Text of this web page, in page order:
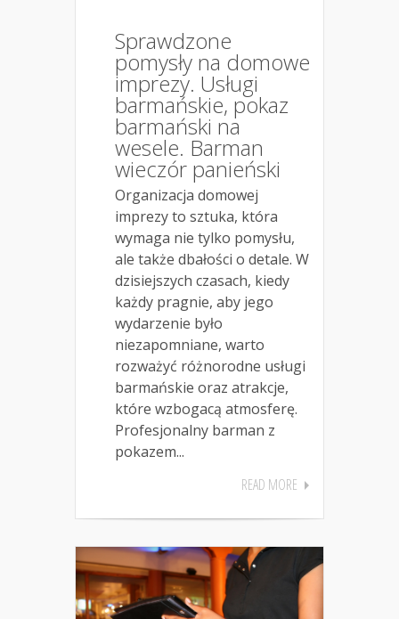
Sprawdzone
pomysły na domowe
imprezy. Usługi
barmańskie, pokaz
barmański na
wesele. Barman
wieczór panieński
Organizacja domowej
imprezy to sztuka, która
wymaga nie tylko pomysłu,
ale także dbałości o detale. W
dzisiejszych czasach, kiedy
każdy pragnie, aby jego
wydarzenie było
niezapomniane, warto
rozważyć różnorodne usługi
barmańskie oraz atrakcje,
które wzbogacą atmosferę.
Profesjonalny barman z
pokazem...
READ MORE